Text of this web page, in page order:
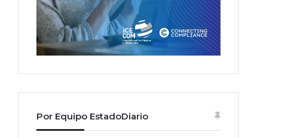
Por Equipo EstadoDiario